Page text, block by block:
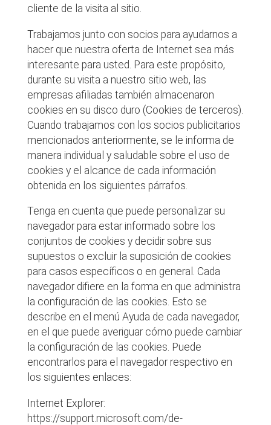
cliente de la visita al sitio.
Trabajamos junto con socios para ayudarnos a
hacer que nuestra oferta de Internet sea más
interesante para usted. Para este propósito,
durante su visita a nuestro sitio web, las
empresas afiliadas también almacenaron
cookies en su disco duro (Cookies de terceros).
Cuando trabajamos con los socios publicitarios
mencionados anteriormente, se le informa de
manera individual y saludable sobre el uso de
cookies y el alcance de cada información
obtenida en los siguientes párrafos.
Tenga en cuenta que puede personalizar su
navegador para estar informado sobre los
conjuntos de cookies y decidir sobre sus
supuestos o excluir la suposición de cookies
para casos específicos o en general. Cada
navegador difiere en la forma en que administra
la configuración de las cookies. Esto se
describe en el menú Ayuda de cada navegador,
en el que puede averiguar cómo puede cambiar
la configuración de las cookies. Puede
encontrarlos para el navegador respectivo en
los siguientes enlaces:
Internet Explorer:
https://support.microsoft.com/de-